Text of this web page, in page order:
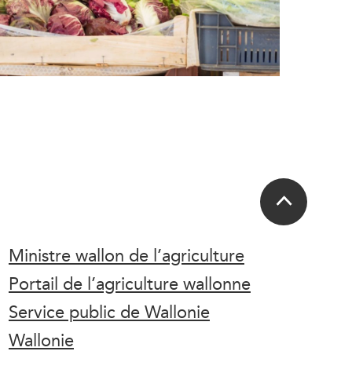
Ministre wallon de l’agriculture
Portail de l’agriculture wallonne
Service public de Wallonie
Wallonie